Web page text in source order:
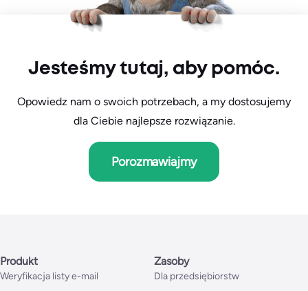
Jesteśmy tutaj, aby pomóc.
Opowiedz nam o swoich potrzebach, a my dostosujemy
dla Ciebie najlepsze rozwiązanie.
Porozmawiajmy
Produkt
Weryfikacja listy e-mail
Zasoby
Dla przedsiębiorstw